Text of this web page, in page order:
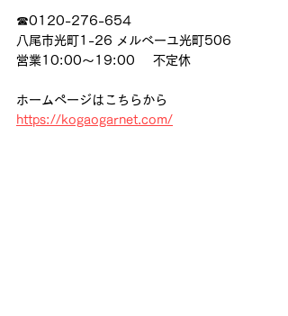
☎0120-276-654
八尾市光町1-26 メルベーユ光町506
営業10:00〜19:00     不定休
ホームページはこちらから
https://kogaogarnet.com/